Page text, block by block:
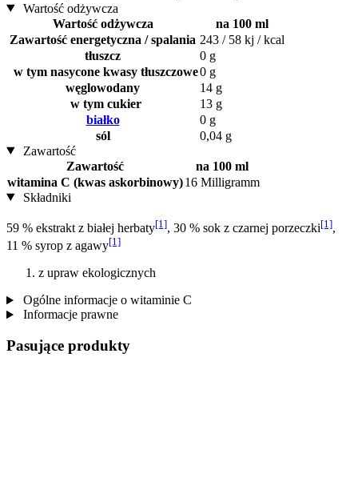
Wartość odżywcza
Wartość odżywcza
na 100 ml
Zawartość energetyczna / spalania 243 / 58 kj / kcal
tłuszcz
0 g
w tym nasycone kwasy tłuszczowe0 g
węglowodany
14 g
w tym cukier
13 g
białko
0 g
sól
0,04 g
Zawartość
Zawartość
na 100 ml
witamina C (kwas askorbinowy)16 Milligramm
Składniki
59 % ekstrakt z białej herbaty[1], 30 % sok z czarnej porzeczki[1],
11 % syrop z agawy[1]
z upraw ekologicznych
Ogólne informacje o witaminie C
Informacje prawne
Pasujące produkty